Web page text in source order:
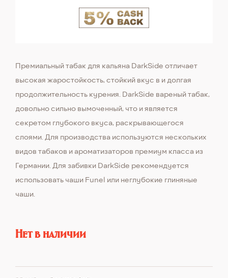
Премиальный табак для кальяна DarkSide отличает
высокая жаростойкость, стойкий вкус в и долгая
продолжительность курения. DarkSide вареный табак,
довольно сильно вымоченный, что и является
секретом глубокого вкуса, раскрывающегося
слоями. Для производства используются нескольких
видов табаков и ароматизаторов премиум класса из
Германии. Для забивки DarkSide рекомендуется
использовать чаши Funel или неглубокие глиняные
чаши.
Нет в наличии